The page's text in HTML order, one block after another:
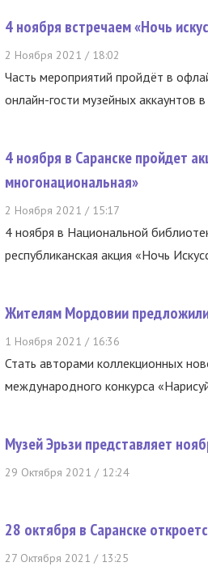
4 ноября встречаем «Ночь
2 Ноября 2021 / 18:02
Часть мероприятий пройдёт в
онлайн-гости музейных аккаунтов
4 ноября в Саранске пройдет
многонациональная»
2 Ноября 2021 / 15:17
4 ноября в Национальной
республиканская акция «Ночь
Жителям Мордовии
1 Ноября 2021 / 16:36
Стать авторами коллекционных
международного конкурса
Музей Эрьзи представляет
29 Октября 2021 / 12:24
28 октября в Саранске
27 Октября 2021 / 13:25